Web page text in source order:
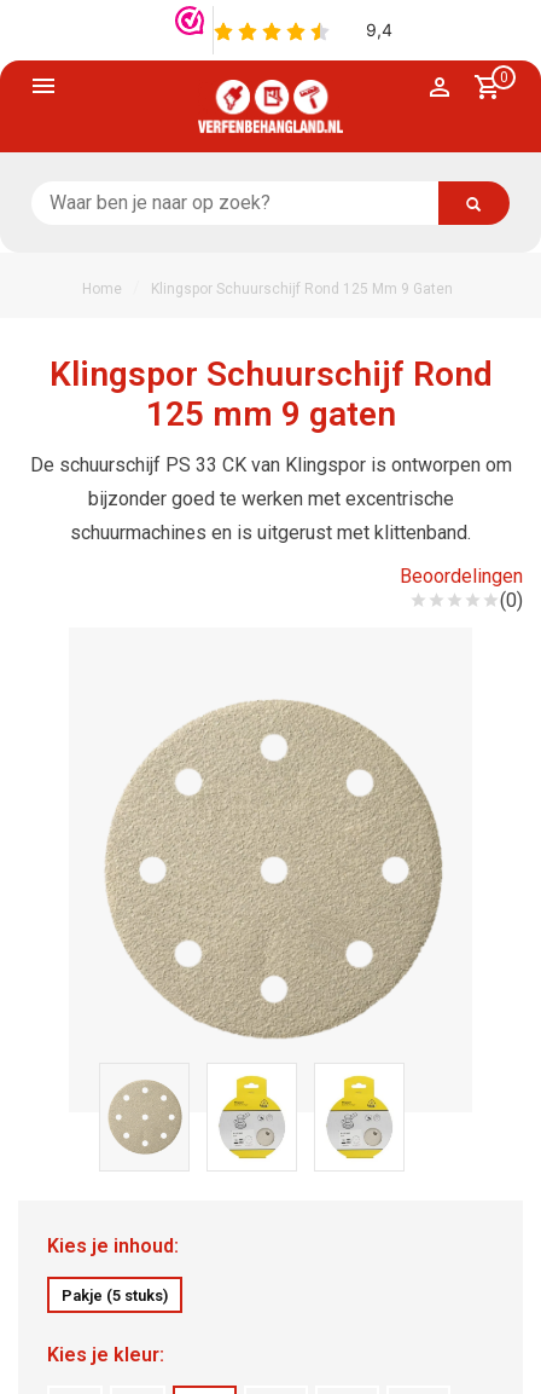
0
Home Klingspor Schuurschijf Rond 125 Mm 9 Gaten
Klingspor Schuurschijf Rond
125 mm 9 gaten
De schuurschijf PS 33 CK van Klingspor is ontworpen om
bijzonder goed te werken met excentrische
schuurmachines en is uitgerust met klittenband.
Beoordelingen
(0)
Kies je inhoud:
Pakje (5 stuks)
Kies je kleur: